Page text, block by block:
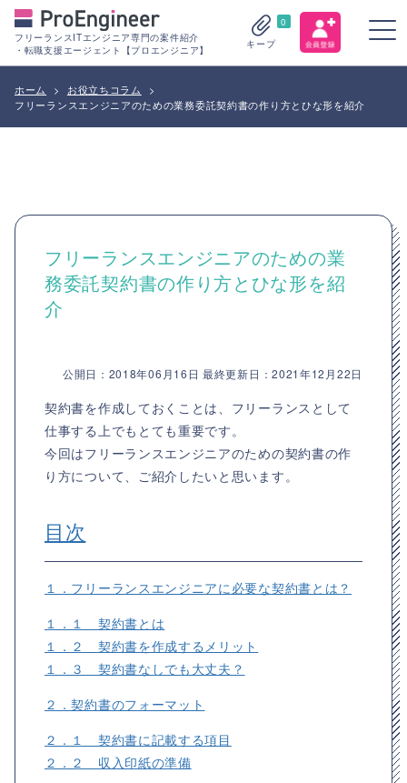
フリーランスITエンジニア専門の案件紹介
・転職支援エージェント【プロエンジニア】
0
キープ
ホーム > お役立ちコラム
>
フリーランスエンジニアのための業務委託契約書の作り方とひな形を紹介
フリーランスエンジニアのための業
務委託契約書の作り方とひな形を紹
介
公開日：2018年06月16日 最終更新日：2021年12月22日
契約書を作成しておくことは、フリーランスとして
仕事する上でもとても重要です。
今回はフリーランスエンジニアのための契約書の作
り方について、ご紹介したいと思います。
目次
１．フリーランスエンジニアに必要な契約書とは？
１．１ 契約書とは
１．２ 契約書を作成するメリット
１．３ 契約書なしでも大丈夫？
２．契約書のフォーマット
２．１ 契約書に記載する項目
２．２ 収入印紙の準備